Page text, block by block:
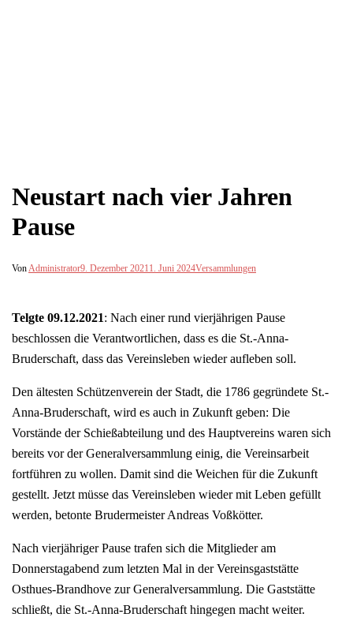
Neustart nach vier Jahren
Pause
VonAdministrator9. Dezember 20211. Juni 2024Versammlungen
Telgte 09.12.2021: Nach einer rund vierjährigen Pause
beschlossen die Verantwortlichen, dass es die St.-Anna-
Bruderschaft, dass das Vereinsleben wieder aufleben soll.
Den ältesten Schützenverein der Stadt, die 1786 gegründete St.-
Anna-Bruderschaft, wird es auch in Zukunft geben: Die
Vorstände der Schießabteilung und des Hauptvereins waren sich
bereits vor der Generalversammlung einig, die Vereinsarbeit
fortführen zu wollen. Damit sind die Weichen für die Zukunft
gestellt. Jetzt müsse das Vereinsleben wieder mit Leben gefüllt
werden, betonte Brudermeister Andreas Voßkötter.
Nach vierjähriger Pause trafen sich die Mitglieder am
Donnerstagabend zum letzten Mal in der Vereinsgaststätte
Osthues-Brandhove zur Generalversammlung. Die Gaststätte
schließt, die St.-Anna-Bruderschaft hingegen macht weiter.